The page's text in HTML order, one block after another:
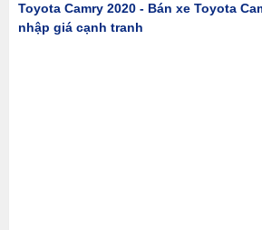
Toyota Camry 2020 - Bán xe Toyota
nhập giá cạnh tranh